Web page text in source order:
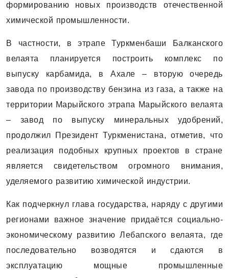
формированию новых производств отечественной
химической промышленности.
В частности, в этрапе Туркменбаши Балканского
велаята планируется построить комплекс по
выпуску карбамида, в Ахале – вторую очередь
завода по производству бензина из газа, а также на
территории Марыйского этрапа Марыйского велаята
– завод по выпуску минеральных удобрений,
продолжил Президент Туркменистана, отметив, что
реализация подобных крупных проектов в стране
является свидетельством огромного внимания,
уделяемого развитию химической индустрии.
Как подчеркнул глава государства, наряду с другими
регионами важное значение придаётся социально-
экономическому развитию Лебапского велаята, где
последовательно возводятся и сдаются в
эксплуатацию мощные промышленные